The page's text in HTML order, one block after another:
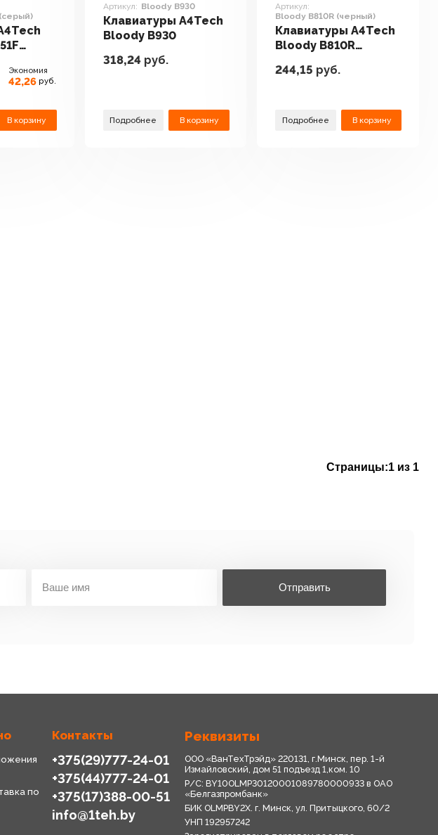
Экономия
42,26 руб.
В корзину
Артикул: Bloody B930
Клавиатуры A4Tech
Bloody B930
318,24руб.
Подробнее В корзину
Артикул:
Bloody B810R (черный)
Клавиатуры A4Tech
Bloody B810R
244,15 руб.
Подробнее В корзину
Страницы:1 из 1
Отправить
по
Контакты
+375(29)777-24-01
+375(44)777-24-01
+375(17)388-00-51
info@1teh.by
Реквизиты
ООО «ВанТехТрэйд» 220131, г.Минск, пер. 1-й
Измайловский, дом 51 подъезд 1,ком. 10
Р/С: BY10OLMP30120001089780000933 в OАО
«Белгазпромбанк»
БИК OLMPBY2X. г. Минск, ул. Притыцкого, 60/2
УНП 192957242